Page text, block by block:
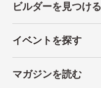
ビルダーを見つける
イベントを探す
マガジンを読む